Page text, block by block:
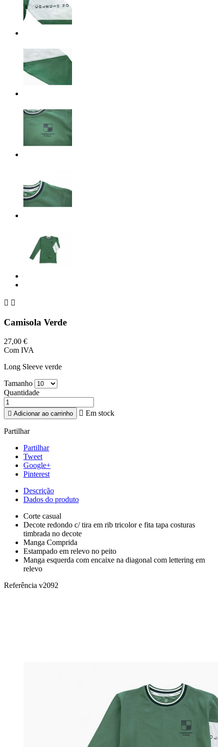
 
Camisola Verde
27,00 €
Com IVA
Long Sleeve verde
Tamanho
Quantidade
 Adicionar ao carrinho  Em stock
Partilhar
Partilhar
Tweet
Google+
Pinterest
Descrição
Dados do produto
Corte casual
Decote redondo c/ tira em rib tricolor e fita tapa costuras
timbrada no decote
Manga Comprida
Estampado em relevo no peito
Manga esquerda com encaixe na diagonal com lettering em
relevo
Referência v2092